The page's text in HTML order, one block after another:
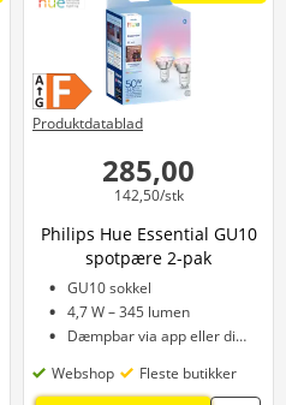
285,00
142,50/stk
Philips Hue Essential GU10
spotpære 2-pak
GU10 sokkel
4,7 W – 345 lumen
Dæmpbar via app eller dimmer
Produktdatablad
Webshop Fleste butikker